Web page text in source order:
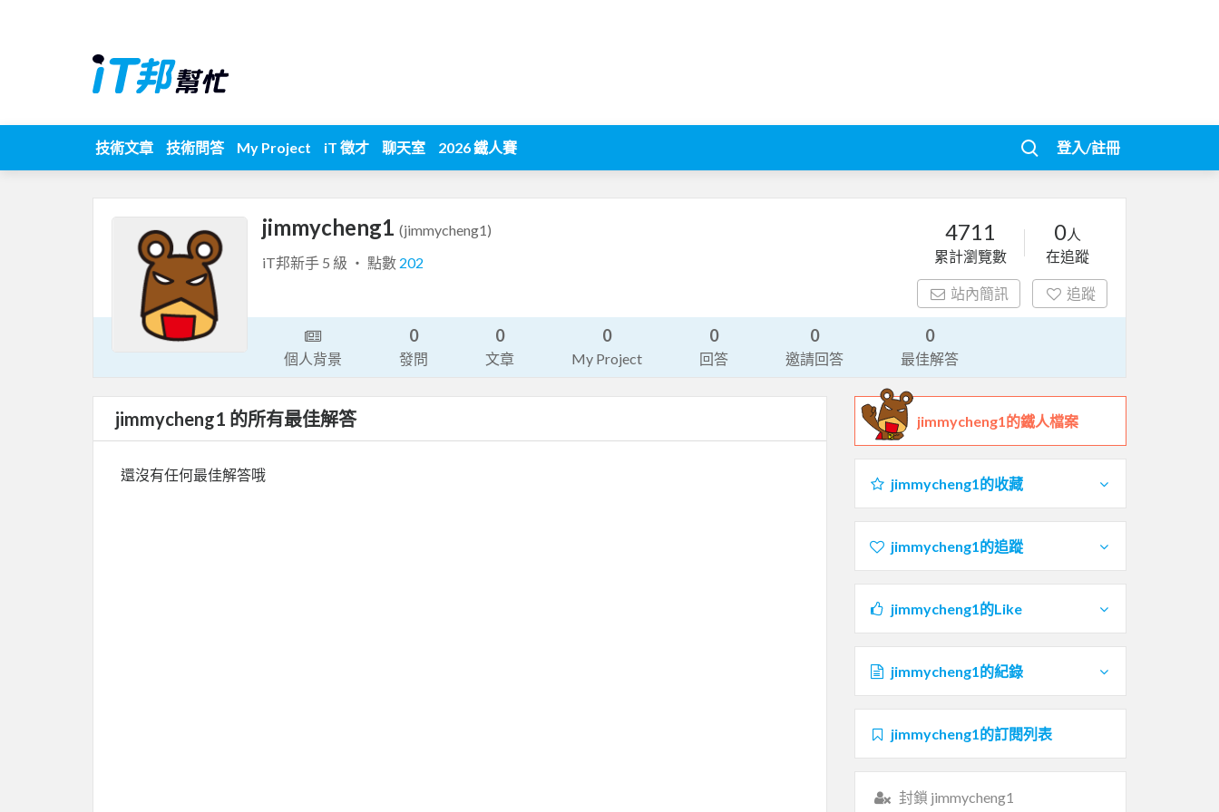
技術文章 技術問答 My Project iT 徵才 聊天室 2026 鐵人賽 登入/註冊
jimmycheng1 (jimmycheng1)
iT邦新手 5 級 ‧ 點數 202
4711
累計瀏覽數
0人
在追蹤
站內簡訊 追蹤
個人背景
0
發問
0
文章
0
My Project
0
回答
0
邀請回答
0
最佳解答
jimmycheng1 的所有最佳解答
還沒有任何最佳解答哦
jimmycheng1的鐵人檔案
jimmycheng1的收藏
jimmycheng1的追蹤
jimmycheng1的Like
jimmycheng1的紀錄
jimmycheng1的訂閱列表
封鎖 jimmycheng1